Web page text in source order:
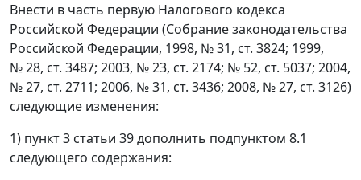
Внести в часть первую Налогового кодекса
Российской Федерации (Собрание законодательства
Российской Федерации, 1998, № 31, ст. 3824; 1999,
№ 28, ст. 3487; 2003, № 23, ст. 2174; № 52, ст. 5037; 2004,
№ 27, ст. 2711; 2006, № 31, ст. 3436; 2008, № 27, ст. 3126)
следующие изменения:
1) пункт 3 статьи 39 дополнить подпунктом 8.1
следующего содержания: